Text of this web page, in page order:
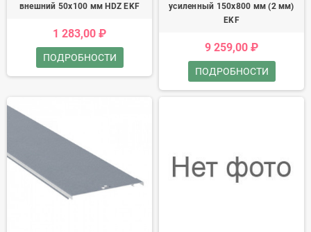
внешний 50x100 мм HDZ EKF
1 283,00 ₽
ПОДРОБНОСТИ
усиленный 150x800 мм (2 мм)
EKF
9 259,00 ₽
ПОДРОБНОСТИ